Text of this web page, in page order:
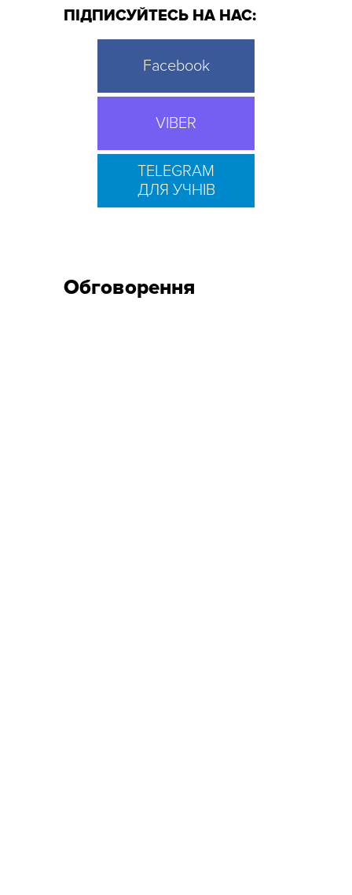
ПІДПИСУЙТЕСЬ НА НАС:
Facebook
VIBER
TELEGRAM
ДЛЯ УЧНІВ
Обговорення